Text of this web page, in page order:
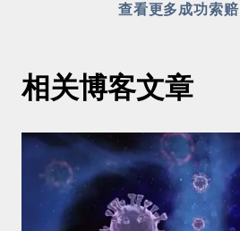
查看更多成功索赔
相关博客文章